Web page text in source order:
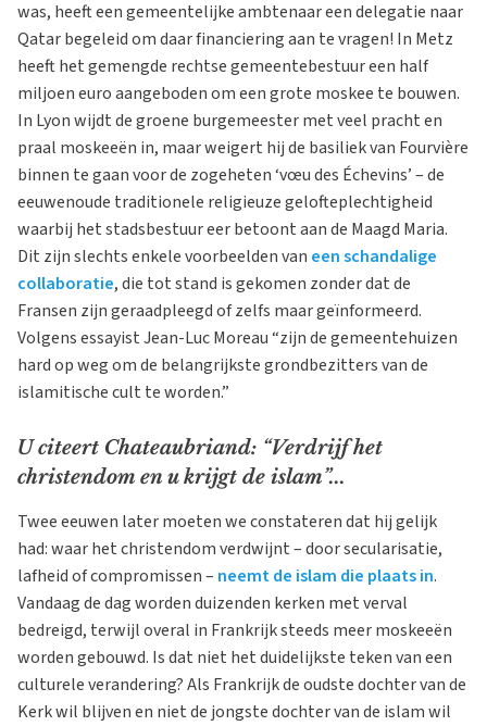
was, heeft een gemeentelijke ambtenaar een delegatie naar
Qatar begeleid om daar financiering aan te vragen! In Metz
heeft het gemengde rechtse gemeentebestuur een half
miljoen euro aangeboden om een grote moskee te bouwen.
In Lyon wijdt de groene burgemeester met veel pracht en
praal moskeeën in, maar weigert hij de basiliek van Fourvière
binnen te gaan voor de zogeheten ‘vœu des Échevins’ – de
eeuwenoude traditionele religieuze gelofteplechtigheid
waarbij het stadsbestuur eer betoont aan de Maagd Maria.
Dit zijn slechts enkele voorbeelden van een schandalige
collaboratie, die tot stand is gekomen zonder dat de
Fransen zijn geraadpleegd of zelfs maar geïnformeerd.
Volgens essayist Jean-Luc Moreau “zijn de gemeentehuizen
hard op weg om de belangrijkste grondbezitters van de
islamitische cult te worden.”
U citeert Chateaubriand: “Verdrijf het
christendom en u krijgt de islam”...
Twee eeuwen later moeten we constateren dat hij gelijk
had: waar het christendom verdwijnt – door secularisatie,
lafheid of compromissen – neemt de islam die plaats in.
Vandaag de dag worden duizenden kerken met verval
bedreigd, terwijl overal in Frankrijk steeds meer moskeeën
worden gebouwd. Is dat niet het duidelijkste teken van een
culturele verandering? Als Frankrijk de oudste dochter van de
Kerk wil blijven en niet de jongste dochter van de islam wil